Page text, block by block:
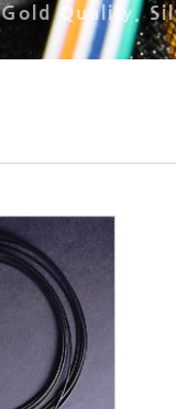
Gold Quality,